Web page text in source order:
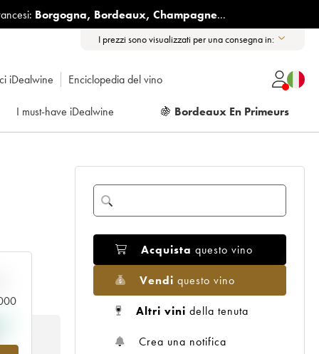
Borgogna, Bordeaux, Champagne...
I prezzi sono visualizzati per una consegna in:
iDealwine Enciclopedia del vino
I must-have iDealwine 🍇 Bordeaux En Primeurs
Acquista questo vino
Vendi questo vino
Altri vini della tenuta
Crea una notifica